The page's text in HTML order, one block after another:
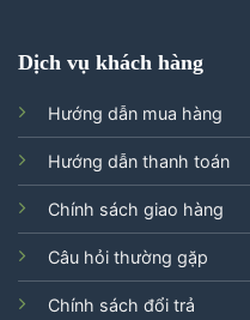
Dịch vụ khách hàng
Hướng dẫn mua hàng
Hướng dẫn thanh toán
Chính sách giao hàng
Câu hỏi thường gặp
Chính sách đổi trả